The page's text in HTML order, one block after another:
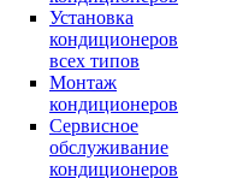
Установка
кондиционеров
всех типов
Монтаж
кондиционеров
Сервисное
обслуживание
кондиционеров